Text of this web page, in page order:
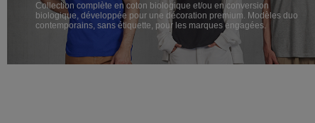
Collection complète en coton biologique et/ou en conversion
biologique, développée pour une décoration premium. Modèles duo
contemporains, sans étiquette, pour les marques engagées.